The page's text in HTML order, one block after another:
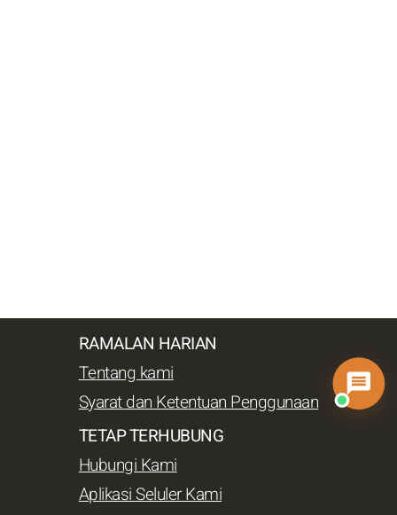
RAMALAN HARIAN
Tentang kami
Syarat dan Ketentuan Penggunaan
TETAP TERHUBUNG
Hubungi Kami
Aplikasi Seluler Kami